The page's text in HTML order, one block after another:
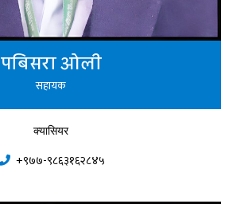
पबिसरा ओली
सहायक
क्यासियर
+९७७-९८६३१६२८४५